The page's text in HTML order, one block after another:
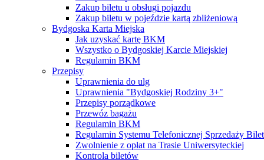
Zakup biletu u obsługi pojazdu
Zakup biletu w pojeździe kartą zbliżeniową
Bydgoska Karta Miejska
Jak uzyskać kartę BKM
Wszystko o Bydgoskiej Karcie Miejskiej
Regulamin BKM
Przepisy
Uprawnienia do ulg
Uprawnienia "Bydgoskiej Rodziny 3+"
Przepisy porządkowe
Przewóz bagażu
Regulamin BKM
Regulamin Systemu Telefonicznej Sprzedaży
Zwolnienie z opłat na Trasie Uniwersyteckiej
Kontrola biletów